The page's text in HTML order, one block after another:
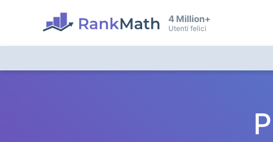
4 Million+
Utenti felici